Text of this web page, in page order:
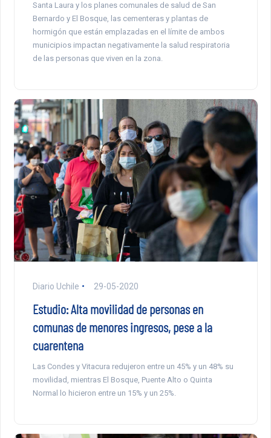
Santa Laura y los planes comunales de salud de San
Bernardo y El Bosque, las cementeras y plantas de
hormigón que están emplazadas en el límite de ambos
municipios impactan negativamente la salud respiratoria
de las personas que viven en la zona.
Diario Uchile 29-05-2020
Estudio: Alta movilidad de personas en
comunas de menores ingresos, pese a la
cuarentena
Las Condes y Vitacura redujeron entre un 45% y un 48% su
movilidad, mientras El Bosque, Puente Alto o Quinta
Normal lo hicieron entre un 15% y un 25%.